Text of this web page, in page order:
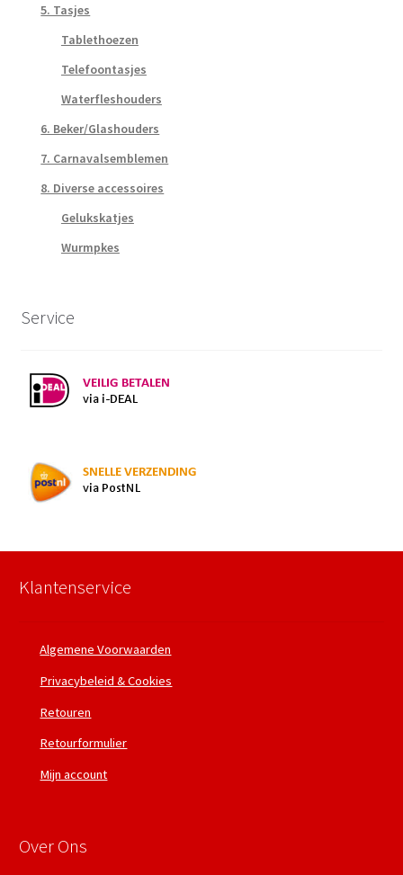
5. Tasjes
Tablethoezen
Telefoontasjes
Waterfleshouders
6. Beker/Glashouders
7. Carnavalsemblemen
8. Diverse accessoires
Gelukskatjes
Wurmpkes
Service
Klantenservice
Algemene Voorwaarden
Privacybeleid & Cookies
Retouren
Retourformulier
Mijn account
Over Ons